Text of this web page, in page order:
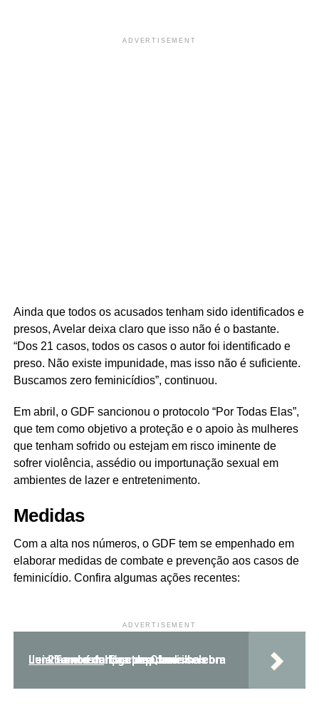
ADVERTISEMENT
Ainda que todos os acusados tenham sido identificados e
presos, Avelar deixa claro que isso não é o bastante.
“Dos 21 casos, todos os casos o autor foi identificado e
preso. Não existe impunidade, mas isso não é suficiente.
Buscamos zero feminicídios”, continuou.
Em abril, o GDF sancionou o protocolo “Por Todas Elas”,
que tem como objetivo a proteção e o apoio às mulheres
que tenham sofrido ou estejam em risco iminente de
sofrer violência, assédio ou importunação sexual em
ambientes de lazer e entretenimento.
Medidas
Com a alta nos números, o GDF tem se empenhado em
elaborar medidas de combate e prevenção aos casos de
feminicídio. Confira algumas ações recentes:
ADVERTISEMENT
Leia Também:Doutora Jane celebra 25 anos da Liga de Quadrilhas Juninas e reforça compromisso com a cultura popular